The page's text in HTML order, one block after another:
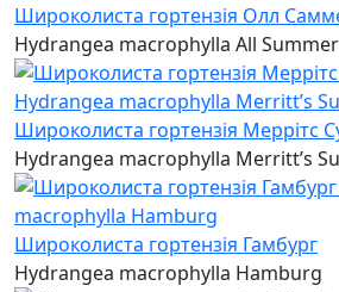
Широколиста гортензія Олл
Hydrangea macrophylla All
Широколиста гортензія Меррітс
Hydrangea macrophylla Merritt’s
Широколиста гортензія Гамбург
Hydrangea macrophylla Hamburg